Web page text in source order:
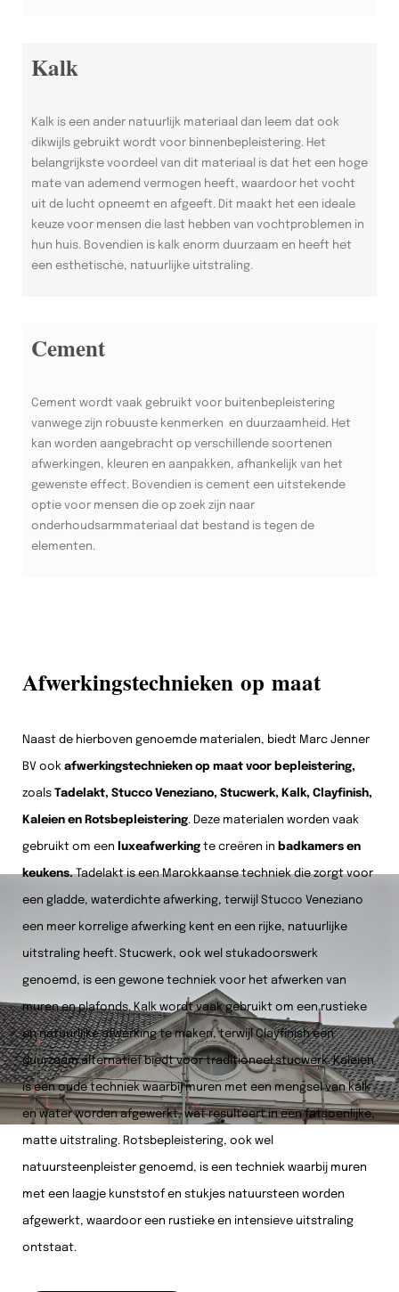
Kalk
Kalk is een ander natuurlijk materiaal dan leem dat ook
dikwijls gebruikt wordt voor binnenbepleistering. Het
belangrijkste voordeel van dit materiaal is dat het een hoge
mate van ademend vermogen heeft, waardoor het vocht
uit de lucht opneemt en afgeeft. Dit maakt het een ideale
keuze voor mensen die last hebben van vochtproblemen in
hun huis. Bovendien is kalk enorm duurzaam en heeft het
een esthetische, natuurlijke uitstraling.
Cement
Cement wordt vaak gebruikt voor buitenbepleistering
vanwege zijn robuuste kenmerken en duurzaamheid. Het
kan worden aangebracht op verschillende soortenen
afwerkingen, kleuren en aanpakken, afhankelijk van het
gewenste effect. Bovendien is cement een uitstekende
optie voor mensen die op zoek zijn naar
onderhoudsarmmateriaal dat bestand is tegen de
elementen.
Afwerkingstechnieken op maat
Naast de hierboven genoemde materialen, biedt Marc Jenner
BV ook afwerkingstechnieken op maat voor bepleistering,
zoals Tadelakt, Stucco Veneziano, Stucwerk, Kalk, Clayfinish,
Kaleien en Rotsbepleistering. Deze materialen worden vaak
gebruikt om een luxeafwerking te creëren in badkamers en
keukens.Tadelakt is een Marokkaanse techniek die zorgt voor
een gladde, waterdichte afwerking, terwijl Stucco Veneziano
een meer korrelige afwerking kent en een rijke, natuurlijke
uitstraling heeft. Stucwerk, ook wel stukadoorswerk
genoemd, is een gewone techniek voor het afwerken van
muren en plafonds. Kalk wordt vaak gebruikt om een rustieke
en natuurlijke afwerking te maken, terwijl Clayfinish een
duurzaam alternatief biedt voor traditioneel stucwerk. Kaleien
is een oude techniek waarbij muren met een mengsel van kalk
en water worden afgewerkt, wat resulteert in een fatsoenlijke,
matte uitstraling. Rotsbepleistering, ook wel
natuursteenpleister genoemd, is een techniek waarbij muren
met een laagje kunststof en stukjes natuursteen worden
afgewerkt, waardoor een rustieke en intensieve uitstraling
ontstaat.